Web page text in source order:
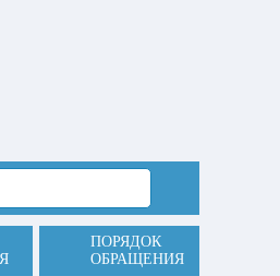
ПОРЯДОК
ОБРАЩЕНИЯ